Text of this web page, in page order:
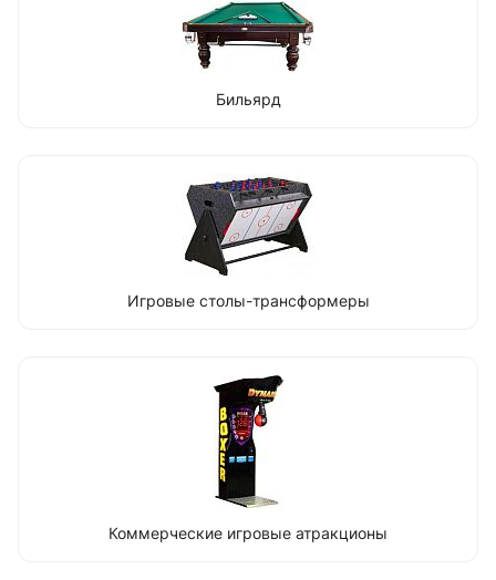
Бильярд
Игровые столы-трансформеры
Коммерческие игровые атракционы